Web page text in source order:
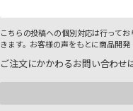
こちらの投稿への個別対応は行って
きます。お客様の声をもとに商品開発
ご注文にかかわるお問い合わせ